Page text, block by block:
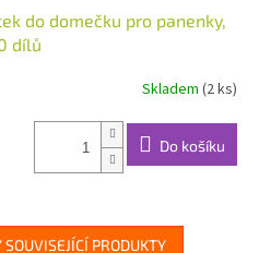
do domečku pro panenky,
dílů
Skladem (2 ks)
Do košíku
PRODUKTY